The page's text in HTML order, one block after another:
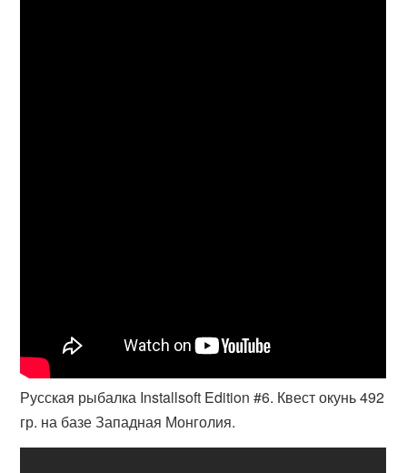
Русская рыбалка Installsoft Edition #6. Квест окунь 492
гр. на базе Западная Монголия.